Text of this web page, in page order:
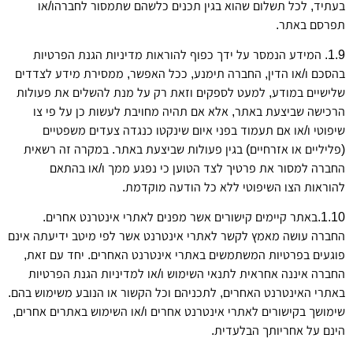
בעתיד, לכל תשלום שהוא בגין תכנים כלשהם שתמסור לחברהו/או
תפרסם באתר.
1.9. המידע הנמסר על ידך כפוף להוראות מדיניות הגנת הפרטיות
בהסכם ו/או הדין, החברה תימנע, ככל האפשר, ממסירת מידע לצדדים
שלישיים במודע, למעט לספקים וזאת רק על מנת להשלים את פעולות
הרכישה שביצעת באתר, אלא אם תהיה מחויבת לעשות כן על פי צו
שיפוטי ו/או אם תעמוד בפני איום שינקטו כנגדה צעדים משפטיים
(פליליים או אזרחיים) בגין פעולות שביצעת באתר. במקרה זה רשאית
החברה למסור את פרטיך לצד הטוען כי נפגע ממך ו/או בהתאם
להוראות הצו השיפוטי ללא כל הודעה מוקדמת.
1.10.באתר קיימים קישורים אשר מפנים לאתרי אינטרנט אחרים.
החברה עושה מאמץ לקשר לאתרי אינטרנט אשר לפי מיטב ידיעתה אינם
פוגעים בפרטיות המשתמשים באתרי אינטרנט האחרים. יחד עם זאת,
החברה איננה אחראית לתנאי השימוש ו/או למדיניות הגנת הפרטיות
באתרי האינטרנט האחרים, לתכניהם וכל הקשור או הנובע משימוש בהם.
שימושך בקישורים לאתרי אינטרנט אחרים ו/או השימוש באתרים אחרים,
הינם על אחריותך הבלעדית.